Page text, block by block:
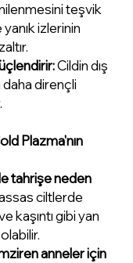
teşvik
izlerinin
Cildin dış
dirençli
Plazma'nın
tahrişe neden
ciltlerde
kaşıntı gibi yan
anneler için